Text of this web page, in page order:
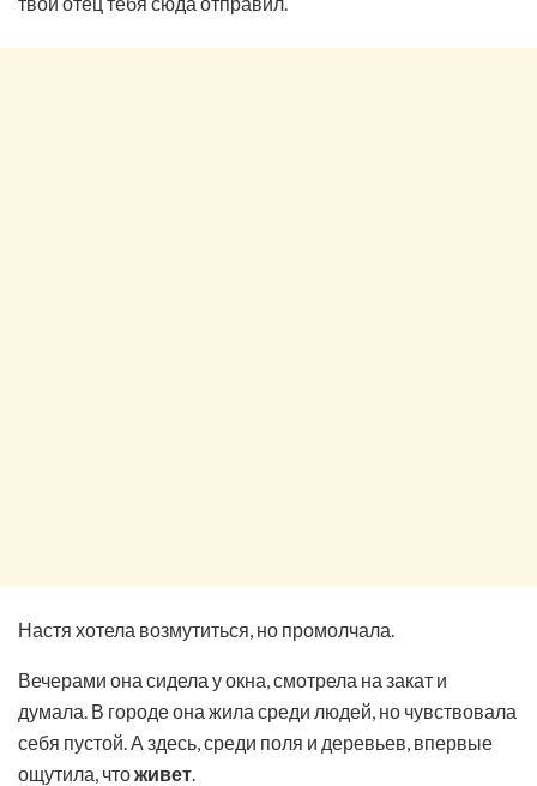
Настя хотела возмутиться, но промолчала.
Вечерами она сидела у окна, смотрела на закат и
думала. В городе она жила среди людей, но чувствовала
себя пустой. А здесь, среди поля и деревьев, впервые
ощутила, чтоживет.